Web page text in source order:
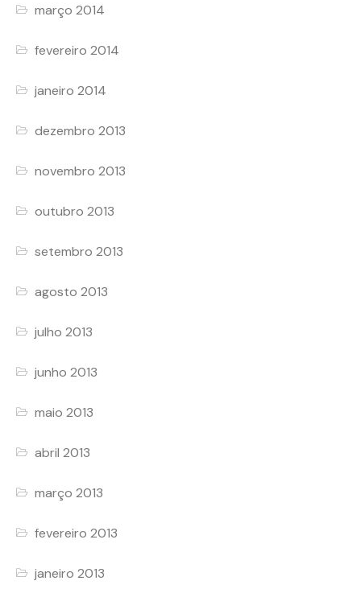
março 2014
fevereiro 2014
janeiro 2014
dezembro 2013
novembro 2013
outubro 2013
setembro 2013
agosto 2013
julho 2013
junho 2013
maio 2013
abril 2013
março 2013
fevereiro 2013
janeiro 2013